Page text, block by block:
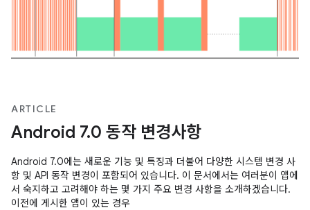
ARTICLE
Android 7.0 동작 변경사항
Android 7.0에는 새로운 기능 및 특징과 더불어 다양한 시스템 변경 사
항 및 API 동작 변경이 포함되어 있습니다. 이 문서에서는 여러분이 앱에
서 숙지하고 고려해야 하는 몇 가지 주요 변경 사항을 소개하겠습니다.
이전에 게시한 앱이 있는 경우